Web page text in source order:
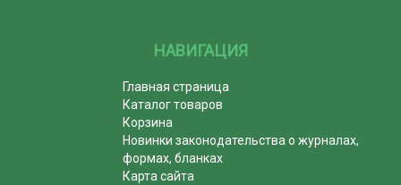
НАВИГАЦИЯ
Главная страница
Каталог товаров
Корзина
Новинки законодательства о журналах,
формах, бланках
Карта сайта